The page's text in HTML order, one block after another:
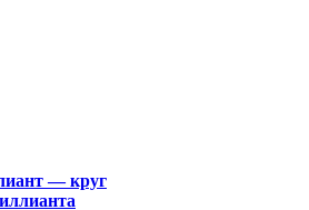
— круг